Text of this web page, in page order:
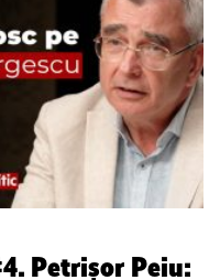
Petrișor Peiu: